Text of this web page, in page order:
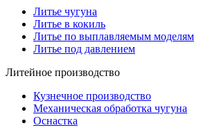
Литье чугуна
Литье в кокиль
Литье по выплавляемым моделям
Литье под давлением
Литейное производство
Кузнечное производство
Механическая обработка чугуна
Оснастка